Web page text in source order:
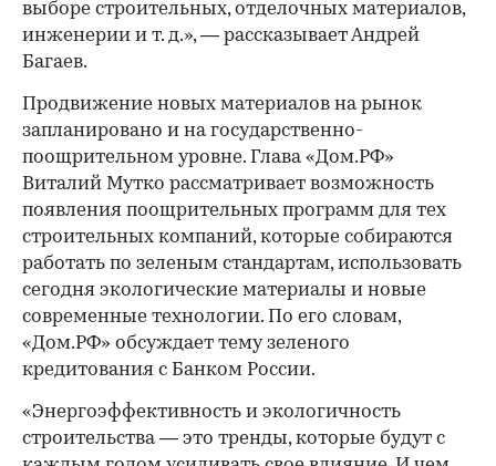
выборе строительных, отделочных материалов,
инженерии и т. д.», — рассказывает Андрей
Багаев.
Продвижение новых материалов на рынок
запланировано и на государственно-
поощрительном уровне. Глава «Дом.РФ»
Виталий Мутко рассматривает возможность
появления поощрительных программ для тех
строительных компаний, которые собираются
работать по зеленым стандартам, использовать
сегодня экологические материалы и новые
современные технологии. По его словам,
«Дом.РФ» обсуждает тему зеленого
кредитования с Банком России.
«Энергоэффективность и экологичность
строительства — это тренды, которые будут с